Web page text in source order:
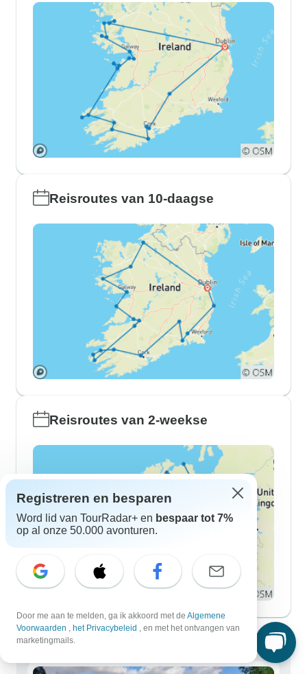
Reisroutes van 10-daagse
Reisroutes van 2-weekse
Ierland-rondreizen voor iedereen
Registreren en besparen
Word lid van TourRadar+ en bespaar tot 7%
op al onze 50.000 avonturen.
Door me aan te melden, ga ik akkoord met de Algemene
Voorwaarden , het Privacybeleid , en met het ontvangen van
marketingmails.